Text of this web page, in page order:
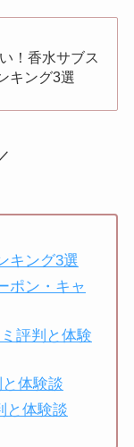
！香水サブス
キング3選
キング3選
ポン・キャ
評判と体験
体験談
と体験談